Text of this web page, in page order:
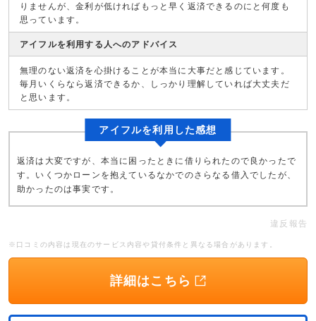
りませんが、金利が低ければもっと早く返済できるのにと何度も
思っています。
アイフルを利用する人へのアドバイス
無理のない返済を心掛けることが本当に大事だと感じています。
毎月いくらなら返済できるか、しっかり理解していれば大丈夫だ
と思います。
アイフルを利用した感想
返済は大変ですが、本当に困ったときに借りられたので良かったで
す。いくつかローンを抱えているなかでのさらなる借入でしたが、
助かったのは事実です。
違反報告
※口コミの内容は現在のサービス内容や貸付条件と異なる場合があります。
詳細はこちら